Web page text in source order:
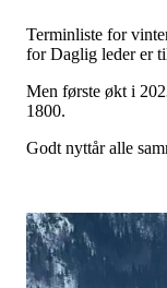
Terminliste for
for Daglig leder er
Men første økt i
1800.
Godt nyttår alle